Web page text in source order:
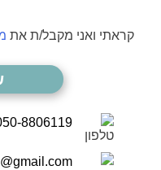
קראתי ואני מקבל/ת את
8806119